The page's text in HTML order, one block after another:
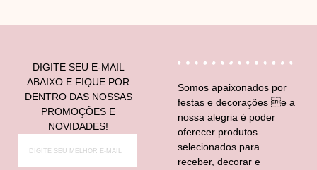
DIGITE SEU E-MAIL
ABAIXO E FIQUE POR
DENTRO DAS NOSSAS
PROMOÇÕES E
NOVIDADES!
Somos apaixonados por
festas e decorações e a
nossa alegria é poder
oferecer produtos
selecionados para
receber, decorar e